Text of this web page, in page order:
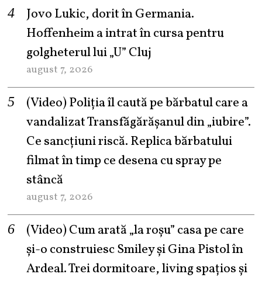
Jovo Lukic, dorit în Germania.
Hoffenheim a intrat în cursa pentru
golgheterul lui „U” Cluj
august 7, 2026
(Video) Poliția îl caută pe bărbatul care a
vandalizat Transfăgărășanul din „iubire”.
Ce sancțiuni riscă. Replica bărbatului
filmat în timp ce desena cu spray pe
stâncă
august 7, 2026
(Video) Cum arată „la roşu” casa pe care
şi-o construiesc Smiley şi Gina Pistol în
Ardeal. Trei dormitoare, living spațios și